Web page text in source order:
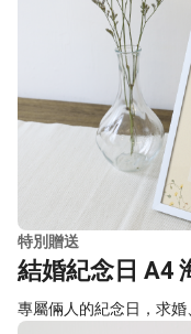
特別贈送
結婚紀念日 A4
專屬倆人的紀念日，求婚